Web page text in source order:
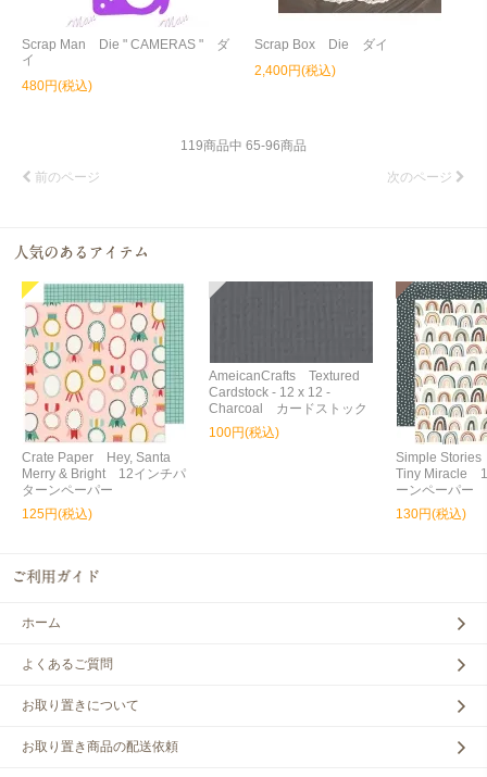
Scrap Man Die " CAMERAS " ダ
イ
480円(税込)
Scrap Box Die ダイ
2,400円(税込)
119商品中 65-96商品
前のページ 次のページ
Crate Paper Hey, Santa
Merry & Bright 12インチパ
ターンペーパー
125円(税込)
AmeicanCrafts Textured
Cardstock - 12 x 12 -
Charcoal カードストック
100円(税込)
Simple
Tiny Miracle
ーンペーパー
130円(税込)
ホーム
よくあるご質問
お取り置きについて
お取り置き商品の配送依頼